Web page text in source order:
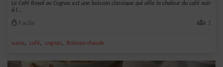
Le Café Royal au Cognac est une boisson classique qui allie la chaleur du café noir
à l...
Facile 1
sucre, café, cognac, Boisson chaude